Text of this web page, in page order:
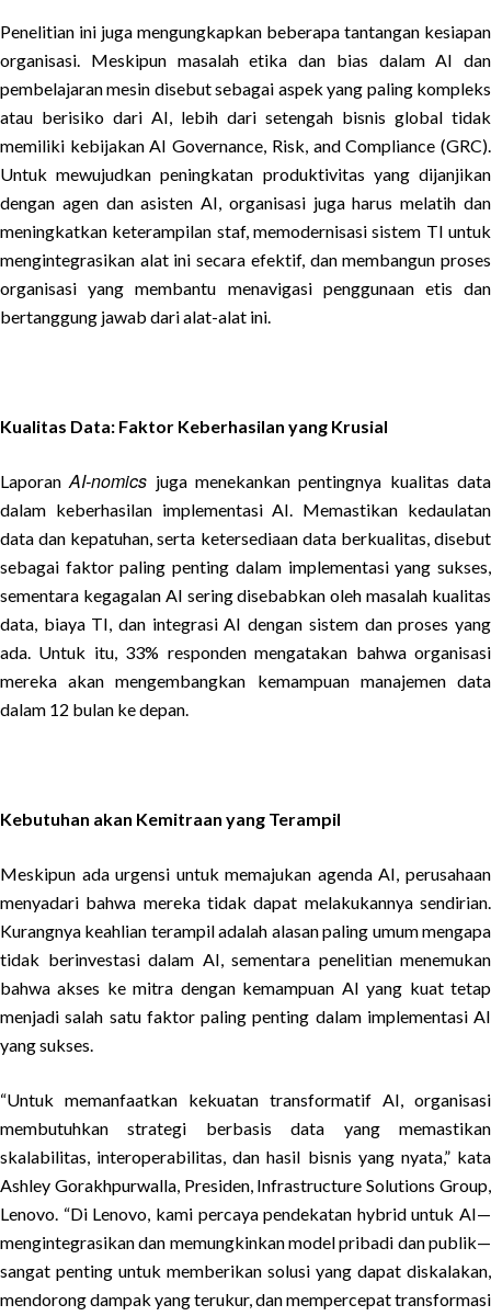
Penelitian ini juga mengungkapkan beberapa tantangan kesiapan
organisasi. Meskipun masalah etika dan bias dalam AI dan
pembelajaran mesin disebut sebagai aspek yang paling kompleks
atau berisiko dari AI, lebih dari setengah bisnis global tidak
memiliki kebijakan AI Governance, Risk, and Compliance (GRC).
Untuk mewujudkan peningkatan produktivitas yang dijanjikan
dengan agen dan asisten AI, organisasi juga harus melatih dan
meningkatkan keterampilan staf, memodernisasi sistem TI untuk
mengintegrasikan alat ini secara efektif, dan membangun proses
organisasi yang membantu menavigasi penggunaan etis dan
bertanggung jawab dari alat-alat ini.
Kualitas Data: Faktor Keberhasilan yang Krusial
LaporanAI-nomics juga menekankan pentingnya kualitas data
dalam keberhasilan implementasi AI. Memastikan kedaulatan
data dan kepatuhan, serta ketersediaan data berkualitas, disebut
sebagai faktor paling penting dalam implementasi yang sukses,
sementara kegagalan AI sering disebabkan oleh masalah kualitas
data, biaya TI, dan integrasi AI dengan sistem dan proses yang
ada. Untuk itu, 33% responden mengatakan bahwa organisasi
mereka akan mengembangkan kemampuan manajemen data
dalam 12 bulan ke depan.
Kebutuhan akan Kemitraan yang Terampil
Meskipun ada urgensi untuk memajukan agenda AI, perusahaan
menyadari bahwa mereka tidak dapat melakukannya sendirian.
Kurangnya keahlian terampil adalah alasan paling umum mengapa
tidak berinvestasi dalam AI, sementara penelitian menemukan
bahwa akses ke mitra dengan kemampuan AI yang kuat tetap
menjadi salah satu faktor paling penting dalam implementasi AI
yang sukses.
“Untuk memanfaatkan kekuatan transformatif AI, organisasi
membutuhkan strategi berbasis data yang memastikan
skalabilitas, interoperabilitas, dan hasil bisnis yang nyata,” kata
Ashley Gorakhpurwalla, Presiden, Infrastructure Solutions Group,
Lenovo. “Di Lenovo, kami percaya pendekatan hybrid untuk AI—
mengintegrasikan dan memungkinkan model pribadi dan publik—
sangat penting untuk memberikan solusi yang dapat diskalakan,
mendorong dampak yang terukur, dan mempercepat transformasi